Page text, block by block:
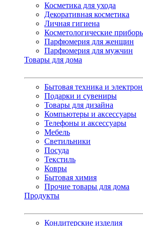
Косметика для ухода
Декоративная косметика
Личная гигиена
Косметологические
Парфюмерия для женщин
Парфюмерия для мужчин
Товары для дома
Бытовая техника и
Подарки и сувениры
Товары для дизайна
Компьютеры и аксессуары
Телефоны и аксессуары
Мебель
Светильники
Посуда
Текстиль
Ковры
Бытовая химия
Прочие товары для дома
Продукты
Кондитерские изделия